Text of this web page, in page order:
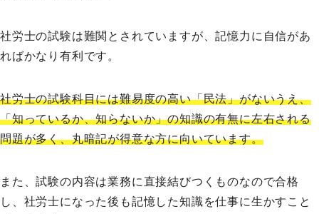
社労士の試験は難関とされていますが、記憶力に自信があ
ればかなり有利です。
社労士の試験科目には難易度の高い「民法」がないうえ、
「知っているか、知らないか」の知識の有無に左右される
問題が多く、丸暗記が得意な方に向いています。
また、試験の内容は業務に直接結びつくものなので合格
し、社労士になった後も記憶した知識を仕事に生かすこと